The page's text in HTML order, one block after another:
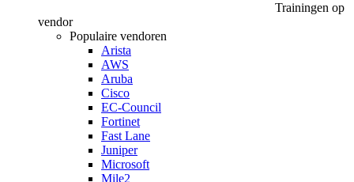
Trainingen op
vendor
Populaire vendoren
Arista
AWS
Aruba
Cisco
EC-Council
Fortinet
Fast Lane
Juniper
Microsoft
Mile2